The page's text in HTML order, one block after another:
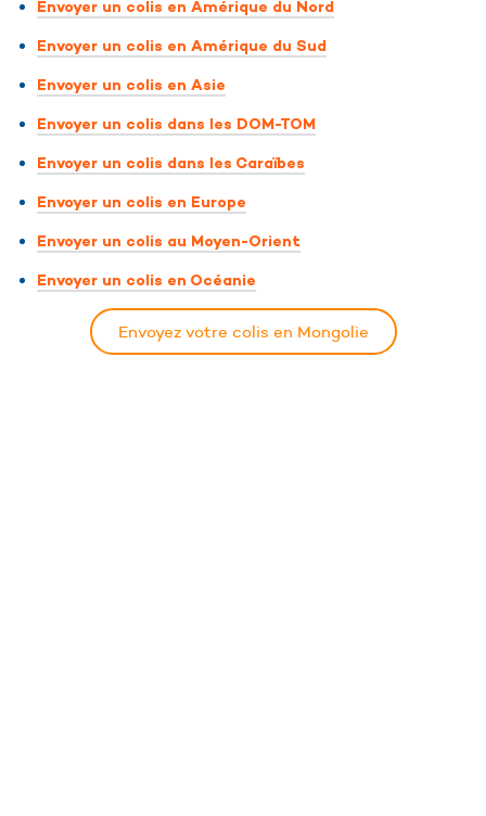
Envoyer un colis en Amérique du Nord
Envoyer un colis en Amérique du Sud
Envoyer un colis en Asie
Envoyer un colis dans les DOM-TOM
Envoyer un colis dans les Caraïbes
Envoyer un colis en Europe
Envoyer un colis au Moyen-Orient
Envoyer un colis en Océanie
Envoyez votre colis en Mongolie